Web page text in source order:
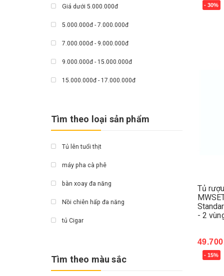
- 30%
Mua
Tủ
- 2
- 15%
Mua
Kapani
Ecovacs
chef
fan
ATG
Nodor
Dann
Giá dưới 5.000.000đ
5.000.000đ - 7.000.000đ
7.000.000đ - 9.000.000đ
9.000.000đ - 15.000.000đ
15.000.000đ - 17.000.000đ
Tìm theo loại sản phẩm
Tủ lên tuổi thịt
máy pha cà phê
bàn xoay đa năng
Nồi chiên hấp đa năng
tủ Cigar
máy hút ẩm
Tìm theo màu sắc